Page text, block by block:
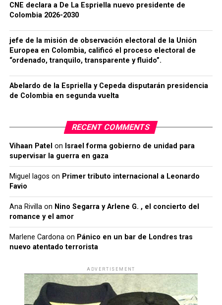
CNE declara a De La Espriella nuevo presidente de
Colombia 2026-2030
jefe de la misión de observación electoral de la Unión
Europea en Colombia, calificó el proceso electoral de
“ordenado, tranquilo, transparente y fluido”.
Abelardo de la Espriella y Cepeda disputarán presidencia
de Colombia en segunda vuelta
RECENT COMMENTS
Vihaan Patel on Israel forma gobierno de unidad para
supervisar la guerra en gaza
Miguel lagos on Primer tributo internacional a Leonardo
Favio
Ana Rivillaon Nino Segarra y Arlene G. , el concierto del
romance y el amor
Marlene Cardonaon Pánico en un bar de Londres tras
nuevo atentado terrorista
ADVERTISEMENT